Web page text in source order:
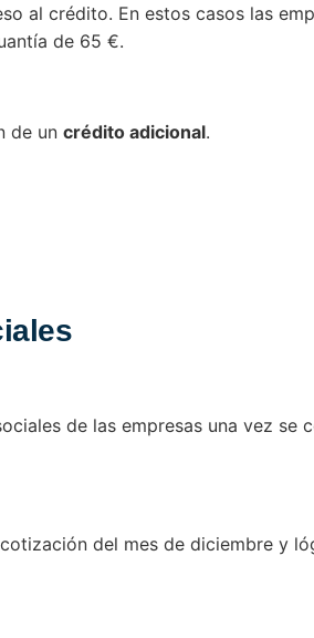
al crédito. En estos casos las
de 65 €.
de un crédito adicional.
de las empresas una vez se
del mes de diciembre y